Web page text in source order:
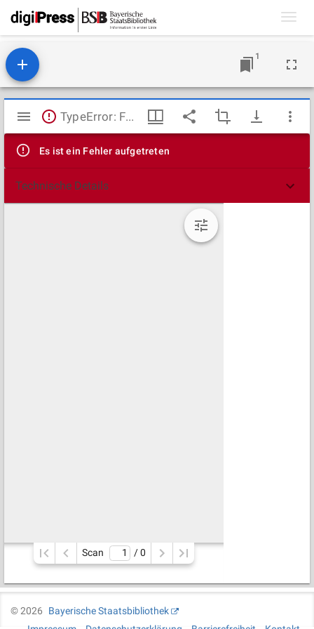
1
Mirador
Viewer
TypeError: Failed to fetch
Es ist ein Fehler aufgetreten
Technische Details
Scan / 0
©2026
Bayerische Staatsbibliothek